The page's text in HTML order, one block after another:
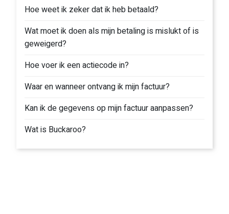
Hoe weet ik zeker dat ik heb betaald?
Wat moet ik doen als mijn betaling is mislukt of is
geweigerd?
Hoe voer ik een actiecode in?
Waar en wanneer ontvang ik mijn factuur?
Kan ik de gegevens op mijn factuur aanpassen?
Wat is Buckaroo?